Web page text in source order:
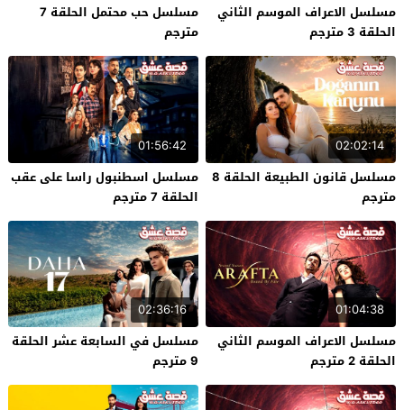
مسلسل الاعراف الموسم الثاني
الحلقة 3 مترجم
مسلسل حب محتمل الحلقة 7
مترجم
02:02:14
مسلسل قانون الطبيعة الحلقة 8
مترجم
01:56:42
مسلسل اسطنبول راسا على عقب
الحلقة 7 مترجم
01:04:38
مسلسل الاعراف الموسم الثاني
الحلقة 2 مترجم
02:36:16
مسلسل في السابعة عشر الحلقة
9 مترجم